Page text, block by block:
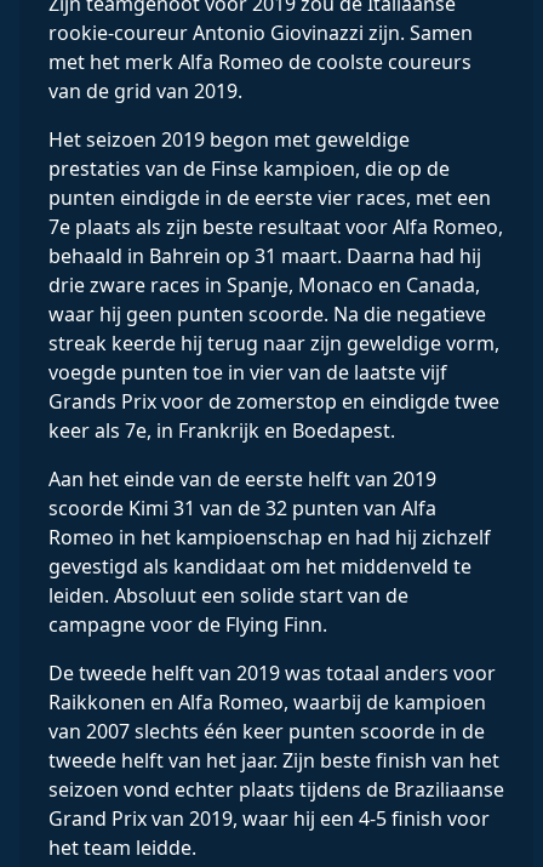
rookie-coureur Antonio Giovinazzi zijn. Samen
met het merk Alfa Romeo de coolste coureurs
van de grid van 2019.
Het seizoen 2019 begon met geweldige
prestaties van de Finse kampioen, die op de
punten eindigde in de eerste vier races, met een
7e plaats als zijn beste resultaat voor Alfa Romeo,
behaald in Bahrein op 31 maart. Daarna had hij
drie zware races in Spanje, Monaco en Canada,
waar hij geen punten scoorde. Na die negatieve
streak keerde hij terug naar zijn geweldige vorm,
voegde punten toe in vier van de laatste vijf
Grands Prix voor de zomerstop en eindigde twee
keer als 7e, in Frankrijk en Boedapest.
Aan het einde van de eerste helft van 2019
scoorde Kimi 31 van de 32 punten van Alfa
Romeo in het kampioenschap en had hij zichzelf
gevestigd als kandidaat om het middenveld te
leiden. Absoluut een solide start van de
campagne voor de Flying Finn.
De tweede helft van 2019 was totaal anders voor
Raikkonen en Alfa Romeo, waarbij de kampioen
van 2007 slechts één keer punten scoorde in de
tweede helft van het jaar. Zijn beste finish van het
seizoen vond echter plaats tijdens de Braziliaanse
Grand Prix van 2019, waar hij een 4-5 finish voor
het team leidde.